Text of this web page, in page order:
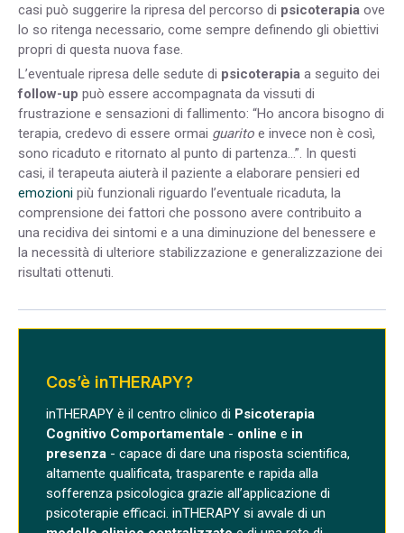
casi può suggerire la ripresa del percorso di psicoterapia ove
lo so ritenga necessario, come sempre definendo gli obiettivi
propri di questa nuova fase.
L’eventuale ripresa delle sedute di psicoterapia a seguito dei
follow-up può essere accompagnata da vissuti di
frustrazione e sensazioni di fallimento: “Ho ancora bisogno di
terapia, credevo di essere ormai guarito e invece non è così,
sono ricaduto e ritornato al punto di partenza…”. In questi
casi, il terapeuta aiuterà il paziente a elaborare pensieri ed
emozioni più funzionali riguardo l’eventuale ricaduta, la
comprensione dei fattori che possono avere contribuito a
una recidiva dei sintomi e a una diminuzione del benessere e
la necessità di ulteriore stabilizzazione e generalizzazione dei
risultati ottenuti.
Cos’è inTHERAPY?
inTHERAPY è il centro clinico di Psicoterapia
Cognitivo Comportamentale - online e in
presenza - capace di dare una risposta scientifica,
altamente qualificata, trasparente e rapida alla
sofferenza psicologica grazie all’applicazione di
psicoterapie efficaci. inTHERAPY si avvale di un